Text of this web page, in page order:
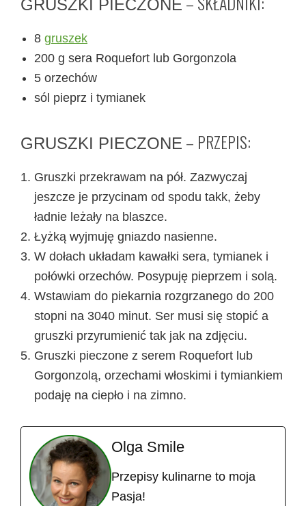
GRUSZKI PIECZONE
8 gruszek
200 g sera Roquefort lub Gorgonzola
5 orzechów
sól pieprz i tymianek
GRUSZKI PIECZONE – PRZEPIS:
Gruszki przekrawam na pół. Zazwyczaj
jeszcze je przycinam od spodu takk, żeby
ładnie leżały na blaszce.
Łyżką wyjmuję gniazdo nasienne.
W dołach układam kawałki sera, tymianek i
połówki orzechów. Posypuję pieprzem i solą.
Wstawiam do piekarnia rozgrzanego do 200
stopni na 3040 minut. Ser musi się stopić a
gruszki przyrumienić tak jak na zdjęciu.
Gruszki pieczone z serem Roquefort lub
Gorgonzolą, orzechami włoskimi i tymiankiem
podaję na ciepło i na zimno.
Olga Smile
Przepisy kulinarne to moja
Pasja!